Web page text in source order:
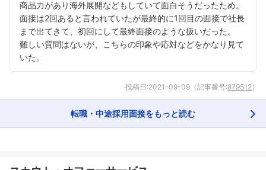
商品力があり海外展開などもしていて面白そうだったため。
面接は2回あると言われていたが最終的に1回目の面接で社長
まで出てきて、初回にして最終面接のような扱いだった。
難しい質問はないが、こちらの印象や応対などをかなり見て
いた。
投稿日:2021-09-09 （記事番号:879512）
転職・中途採用面接をもっと読む